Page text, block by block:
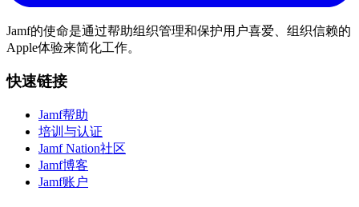
Jamf的使命是通过帮助组织管理和保护用户喜爱、组织信赖的
Apple体验来简化工作。
快速链接
Jamf帮助
培训与认证
Jamf Nation社区
Jamf博客
Jamf账户